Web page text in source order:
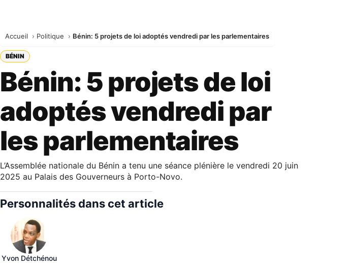
Accueil Politique Bénin: 5 projets de loi adoptés vendredi par les parlementaires
BÉNIN
Bénin: 5 projets de loi
adoptés vendredi par
les parlementaires
L’Assemblée nationale du Bénin a tenu une séance plénière le vendredi 20 juin
2025 au Palais des Gouverneurs à Porto-Novo.
Personnalités dans cet article
Yvon Détchénou